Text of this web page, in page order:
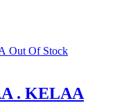
Out Of Stock
. KELAA